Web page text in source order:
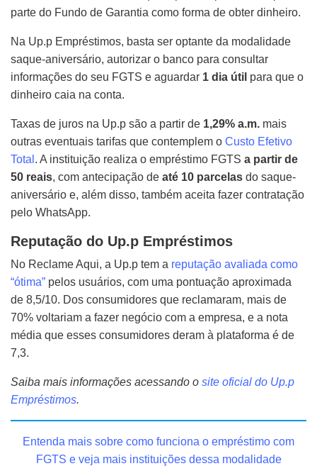
parte do Fundo de Garantia como forma de obter dinheiro.
Na Up.p Empréstimos, basta ser optante da modalidade
saque-aniversário, autorizar o banco para consultar
informações do seu FGTS e aguardar 1 dia útil para que o
dinheiro caia na conta.
Taxas de juros na Up.p são a partir de 1,29% a.m. mais
outras eventuais tarifas que contemplem o Custo Efetivo
Total . A instituição realiza o empréstimo FGTS a partir de
50 reais, com antecipação de até 10 parcelas do saque-
aniversário e, além disso, também aceita fazer contratação
pelo WhatsApp.
Reputação do Up.p Empréstimos
No Reclame Aqui, a Up.p tem a reputação avaliada como
“ótima” pelos usuários, com uma pontuação aproximada
de 8,5/10. Dos consumidores que reclamaram, mais de
70% voltariam a fazer negócio com a empresa, e a nota
média que esses consumidores deram à plataforma é de
7,3.
Saiba mais informações acessando o site oficial do Up.p
Empréstimos.
Entenda mais sobre como funciona o empréstimo com
FGTS e veja mais instituições dessa modalidade